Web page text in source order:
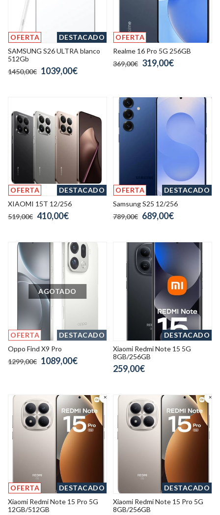
OFERTA
DESTACADO
SAMSUNG S26 ULTRA blanco
512Gb
1450,00€ 1039,00€
OFERTA
Realme 16 Pro 5G 256GB
369,00€ 319,00€
OFERTA
DESTACADO
XIAOMI 15T 12/256
519,00€ 410,00€
OFERTA
DESTACADO
Samsung S25 12/256
789,00€ 689,00€
OFERTA DESTACADO
AGOTADO
Oppo Find X9 Pro
1299,00€ 1089,00€
DESTACADO
Xiaomi Redmi Note 15 5G
8GB/256GB
259,00€
OFERTA
DESTACADO
Xiaomi Redmi Note 15 Pro 5G
12GB/512GB
DESTACADO
Xiaomi Redmi Note 15 Pro 5G
8GB/256GB